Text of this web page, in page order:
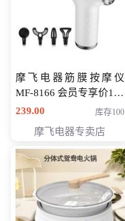
摩飞电器筋膜按摩仪
MF-8166 会员专享价168
元
239.00 库存100
摩飞电器专卖店